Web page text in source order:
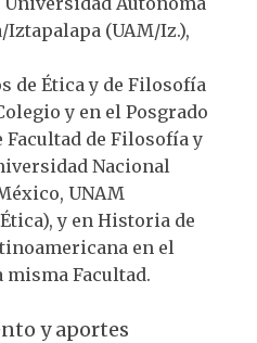
(UAM/Iz.),
de Ética y de Filosofía
y en el Posgrado
Facultad de Filosofía y
Nacional
UNAM
y en Historia de
en el
misma Facultad.
y aportes